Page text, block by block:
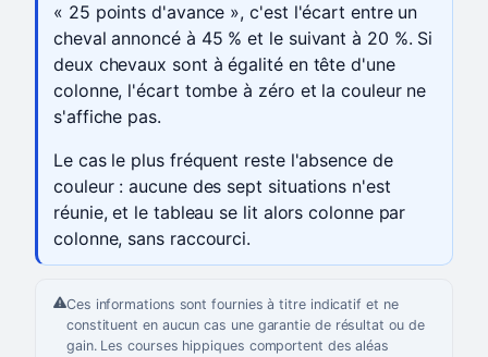
« 25 points d'avance », c'est l'écart entre un
cheval annoncé à 45 % et le suivant à 20 %. Si
deux chevaux sont à égalité en tête d'une
colonne, l'écart tombe à zéro et la couleur ne
s'affiche pas.
Le cas le plus fréquent reste l'absence de
couleur : aucune des sept situations n'est
réunie, et le tableau se lit alors colonne par
colonne, sans raccourci.
Ces informations sont fournies à titre indicatif et ne
constituent en aucun cas une garantie de résultat ou de
gain. Les courses hippiques comportent des aléas